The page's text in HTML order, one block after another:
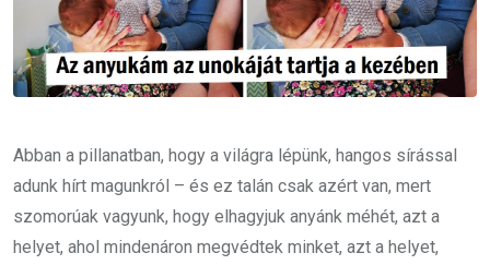
Abban a pillanatban, hogy a világra lépünk, hangos sírással
adunk hírt magunkról – és ez talán csak azért van, mert
szomorúak vagyunk, hogy elhagyjuk anyánk méhét, azt a
helyet, ahol mindenáron megvédtek minket, azt a helyet,